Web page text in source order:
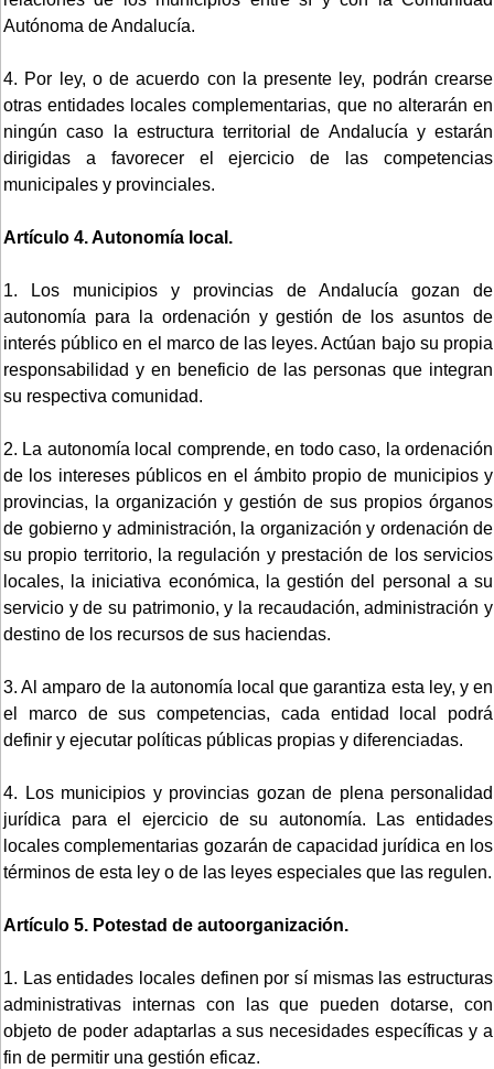
Autónoma de Andalucía.
4. Por ley, o de acuerdo con la presente ley, podrán crearse
otras entidades locales complementarias, que no alterarán en
ningún caso la estructura territorial de Andalucía y estarán
dirigidas a favorecer el ejercicio de las competencias
municipales y provinciales.
Artículo 4. Autonomía local.
1. Los municipios y provincias de Andalucía gozan de
autonomía para la ordenación y gestión de los asuntos de
interés público en el marco de las leyes. Actúan bajo su propia
responsabilidad y en beneficio de las personas que integran
su respectiva comunidad.
2. La autonomía local comprende, en todo caso, la ordenación
de los intereses públicos en el ámbito propio de municipios y
provincias, la organización y gestión de sus propios órganos
de gobierno y administración, la organización y ordenación de
su propio territorio, la regulación y prestación de los servicios
locales, la iniciativa económica, la gestión del personal a su
servicio y de su patrimonio, y la recaudación, administración y
destino de los recursos de sus haciendas.
3. Al amparo de la autonomía local que garantiza esta ley, y en
el marco de sus competencias, cada entidad local podrá
definir y ejecutar políticas públicas propias y diferenciadas.
4. Los municipios y provincias gozan de plena personalidad
jurídica para el ejercicio de su autonomía. Las entidades
locales complementarias gozarán de capacidad jurídica en los
términos de esta ley o de las leyes especiales que las regulen.
Artículo 5. Potestad de autoorganización.
1. Las entidades locales definen por sí mismas las estructuras
administrativas internas con las que pueden dotarse, con
objeto de poder adaptarlas a sus necesidades específicas y a
fin de permitir una gestión eficaz.